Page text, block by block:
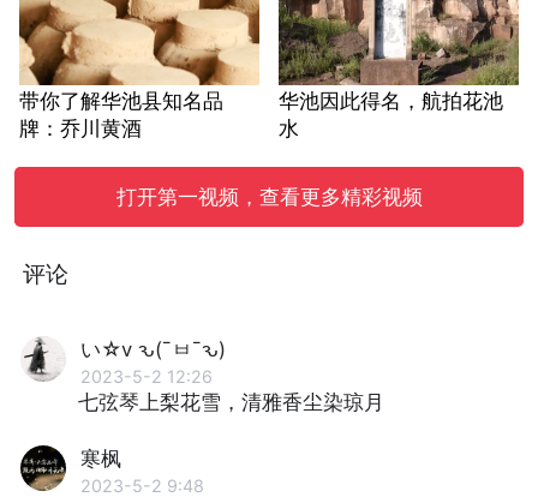
带你了解华池县知名品
牌：乔川黄酒
华池因此得名，航拍花池
水
打开第一视频，查看更多精彩视频
评论
い☆v ԅ(¯ㅂ¯ԅ)
2023-5-2 12:26
七弦琴上梨花雪，清雅香尘染琼月
寒枫
2023-5-2 9:48